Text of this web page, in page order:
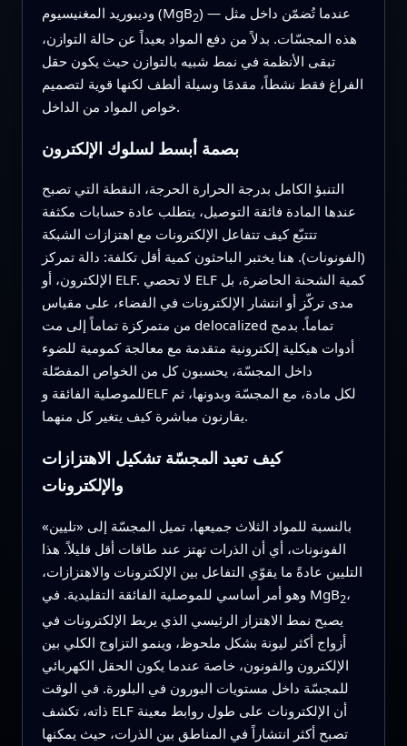
وديبوريد المغنيسيوم (MgB2) — عندما تُضمّن داخل مثل
هذه المجسّات. بدلاً من دفع المواد بعيداً عن حالة التوازن،
تبقى الأنظمة في نمط شبيه بالتوازن حيث يكون حقل
الفراغ فقط نشطاً، مقدمًا وسيلة ألطف لكنها قوية لتصميم
خواص المواد من الداخل.
بصمة أبسط لسلوك الإلكترون
التنبؤ الكامل بدرجة الحرارة الحرجة، النقطة التي تصبح
عندها المادة فائقة التوصيل، يتطلب عادة حسابات مكثفة
تتتبّع كيف تتفاعل الإلكترونات مع اهتزازات الشبكة
(الفونونات). هنا يختبر الباحثون كمية أقل تكلفة: دالة تمركز
الإلكترون، أو ELF. لا تحصي ELF كمية الشحنة الحاضرة، بل
مدى تركّز أو انتشار الإلكترونات في الفضاء، على مقياس
من متمركزة تماماً إلى مت delocalized تماماً. بدمج
أدوات هيكلية إلكترونية متقدمة مع معالجة كمومية للضوء
داخل المجسّة، يحسبون كل من الخواص المفصّلة
للموصلية الفائقة وELF لكل مادة، مع المجسّة وبدونها، ثم
يقارنون مباشرة كيف يتغير كل منهما.
كيف تعيد المجسّة تشكيل الاهتزازات
والإلكترونات
بالنسبة للمواد الثلاث جميعها، تميل المجسّة إلى «تليين»
الفونونات، أي أن الذرات تهتز عند طاقات أقل قليلاً. هذا
التليين عادةً ما يقوّي التفاعل بين الإلكترونات والاهتزازات،
وهو أمر أساسي للموصلية الفائقة التقليدية. في MgB2،
يصبح نمط الاهتزاز الرئيسي الذي يربط الإلكترونات في
أزواج أكثر ليونة بشكل ملحوظ، وينمو التزاوج الكلي بين
الإلكترون والفونون، خاصة عندما يكون الحقل الكهربائي
للمجسّة داخل مستويات البورون في البلورة. في الوقت
ذاته، تكشف ELF أن الإلكترونات على طول روابط معينة
تصبح أكثر انتشاراً في المناطق بين الذرات، حيث يمكنها